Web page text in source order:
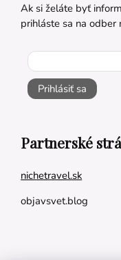
Ak si želáte byť
prihláste sa na odber
Prihlásiť sa
Partnerské
nichetravel.sk
objavsvet.blog